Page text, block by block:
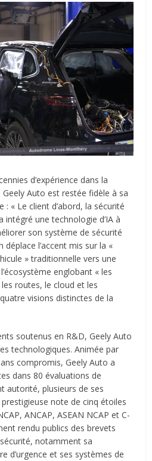
d’expérience dans la
Auto est restée fidèle à sa
« Le client d’abord, la sécurité
intégré une technologie d’IA à
son système de sécurité
l’accent mis sur la «
» traditionnelle vers une
englobant « les
routes, le cloud et les
visions distinctes de la
soutenus en R&D, Geely Auto
technologiques. Animée par
compromis, Geely Auto a
dans 80 évaluations de
autorité, plusieurs de ses
note de cinq étoiles
ANCAP, ASEAN NCAP et C-
rendu publics des brevets
notamment sa
d’urgence et ses systèmes de